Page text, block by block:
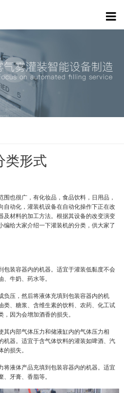
类形式
也很广，有化妆品，食品饮料，日用品，
动化，灌装机设备在自动化操作下正在改
及材料的加工方法。根据其设备的改变演变
给大家介绍一下灌装机的分类，供大家了
包装容器内的机器。适宜于灌装低黏度不会
牛奶、药水等。
负压，然后将液体充填到包装容器内的机
类、糖浆、含维生素的饮料、农药、化工试
因为会增加酒香的损失。
其内部气体压力和储液缸内的气体压力相
机器。适宜于含气体饮料的灌装如啤酒、汽
的损失。
将液体产品充填到包装容器内的机器。适宜
牙膏、香脂等。